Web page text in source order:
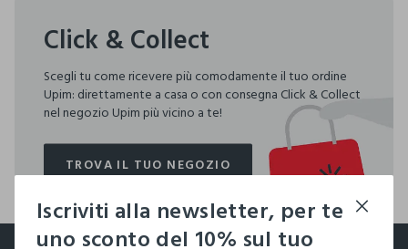
Click & Collect
Scegli tu come ricevere più comodamente il tuo ordine
Upim: direttamente a casa o con consegna Click & Collect
nel negozio Upim più vicino a te!
TROVA IL TUO NEGOZIO
TROVA IL TUO NEGOZIO
Iscriviti alla newsletter, per te
uno sconto del 10% sul tuo
footer.ariatitle